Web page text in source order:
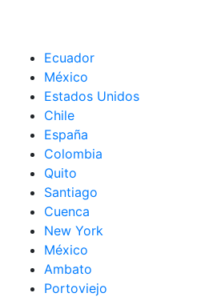
Ecuador
México
Estados Unidos
Chile
España
Colombia
Quito
Santiago
Cuenca
New York
México
Ambato
Portoviejo